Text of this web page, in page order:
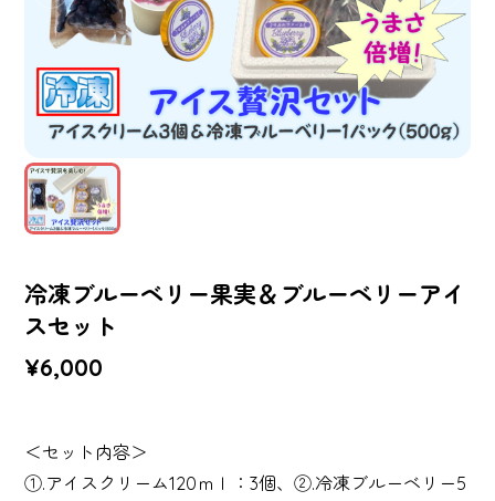
冷凍ブルーベリー果実＆ブルーベリーアイ
スセット
¥6,000
＜セット内容＞
①.アイスクリーム120ｍｌ：3個、②.冷凍ブルーベリー5